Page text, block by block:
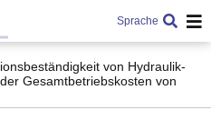
Sprache
von Hydraulik-
Gesamtbetriebskosten von